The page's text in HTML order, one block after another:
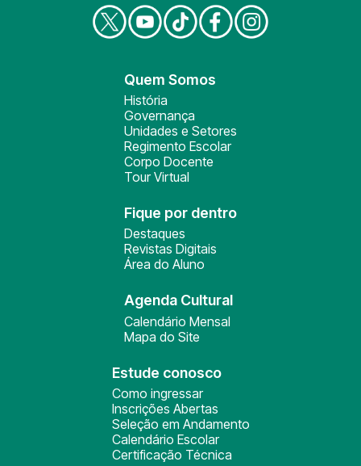
Quem Somos
História
Governança
Unidades e Setores
Regimento Escolar
Corpo Docente
Tour Virtual
Fique por dentro
Destaques
Revistas Digitais
Área do Aluno
Agenda Cultural
Calendário Mensal
Mapa do Site
Estude conosco
Como ingressar
Inscrições Abertas
Seleção em Andamento
Calendário Escolar
Certificação Técnica